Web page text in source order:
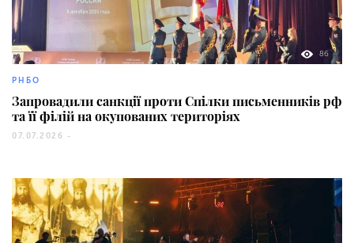
86
РНБО
Запровадили санкції проти Спілки письменників рф
та її філій на окупованих територіях
07.07.2026 -